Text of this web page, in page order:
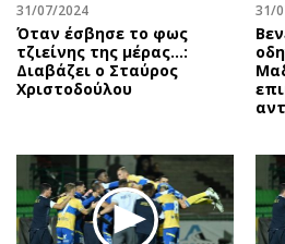
31/07/2024
Όταν έσβησε το φως
τζιείνης της μέρας…:
Διαβάζει ο Σταύρος
Χριστοδούλου
31/